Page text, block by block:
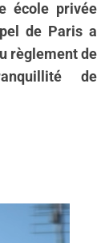
école privée
de Paris a
règlement de
de